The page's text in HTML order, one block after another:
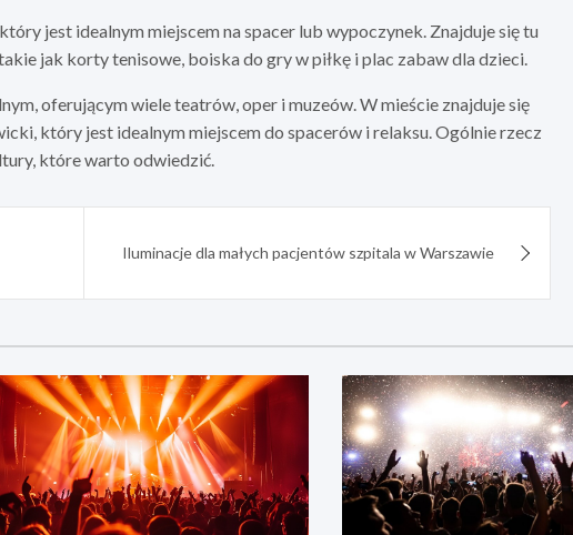
jest idealnym miejscem na spacer lub wypoczynek. Znajduje się tu
jak korty tenisowe, boiska do gry w piłkę i plac zabaw dla dzieci.
oferującym wiele teatrów, oper i muzeów. W mieście znajduje się
który jest idealnym miejscem do spacerów i relaksu. Ogólnie rzecz
które warto odwiedzić.
Iluminacje dla małych pacjentów szpitala w Warszawie